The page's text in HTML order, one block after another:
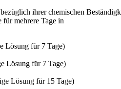
ihrer chemischen
für mehrere Tage in
für 7 Tage)
für 7 Tage)
für 15 Tage)